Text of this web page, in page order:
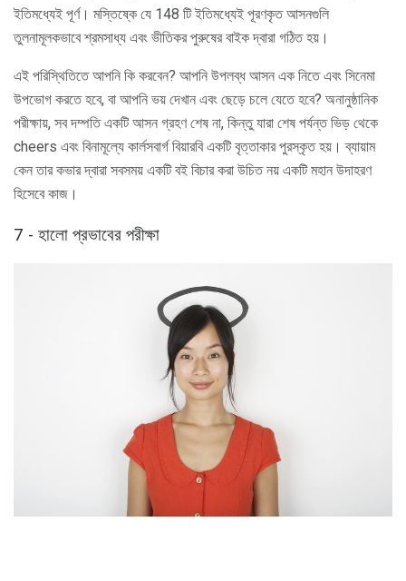
ইতিমধ্যেই পূর্ণ। মস্তিষ্কে যে 148 টি ইতিমধ্যেই পূরণকৃত আসনগুলি
তুলনামূলকভাবে শ্রমসাধ্য এবং ভীতিকর পুরুষের বাইক দ্বারা গঠিত হয়।
এই পরিস্থিতিতে আপনি কি করবেন? আপনি উপলব্ধ আসন এক নিতে এবং সিনেমা
উপভোগ করতে হবে, বা আপনি ভয় দেখান এবং ছেড়ে চলে যেতে হবে? অনানুষ্ঠানিক
পরীক্ষায়, সব দম্পতি একটি আসন গ্রহণ শেষ না, কিন্তু যারা শেষ পর্যন্ত ভিড় থেকে
cheers এবং বিনামূল্যে কার্লসবার্গ বিয়ারবি একটি বৃত্তাকার পুরস্কৃত হয়। ব্যায়াম
কেন তার কভার দ্বারা সবসময় একটি বই বিচার করা উচিত নয় একটি মহান উদাহরণ
হিসেবে কাজ।
7 - হালো প্রভাবের পরীক্ষা